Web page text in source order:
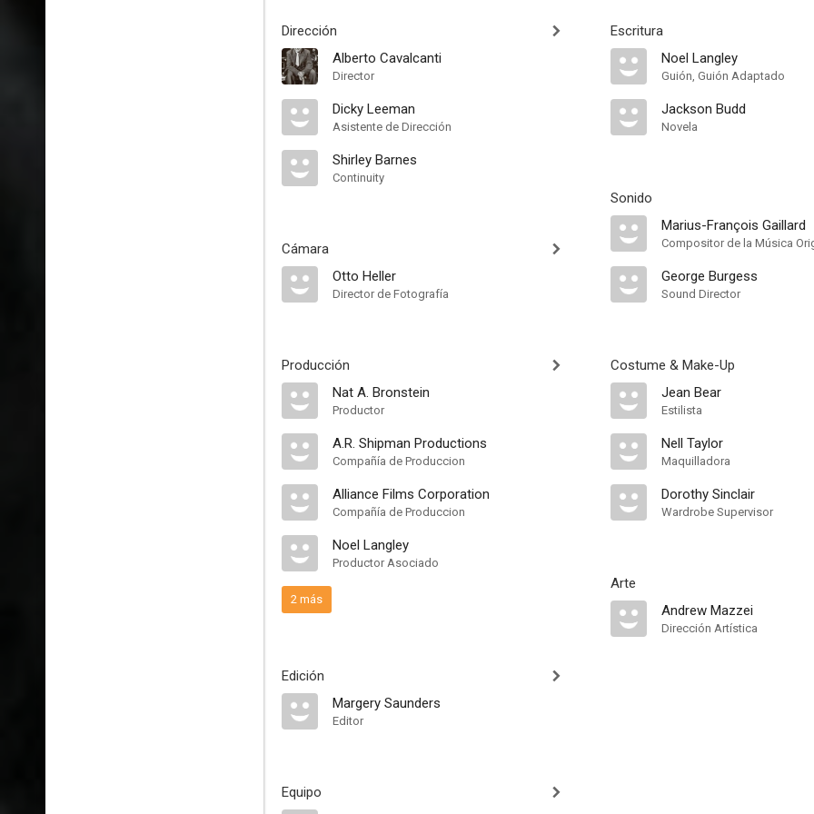
Dirección
Alberto Cavalcanti
Director
Dicky Leeman
Asistente de Dirección
Shirley Barnes
Continuity
Cámara
Otto Heller
Director de Fotografía
Producción
Nat A. Bronstein
Productor
A.R. Shipman Productions
Compañía de Produccion
Alliance Films Corporation
Compañía de Produccion
Noel Langley
Productor Asociado
2 más
Edición
Margery Saunders
Editor
Equipo
Escritura
Noel Langley
Guión, Guión Adaptado
Jackson Budd
Novela
Sonido
Marius-François Gaillard
Compositor de la Música
George Burgess
Sound Director
Costume & Make-Up
Jean Bear
Estilista
Nell Taylor
Maquilladora
Dorothy Sinclair
Wardrobe Supervisor
Arte
Andrew Mazzei
Dirección Artística